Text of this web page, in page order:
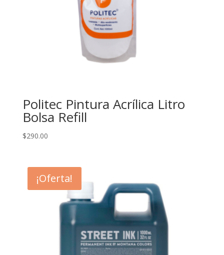
Politec Pintura Acrílica Litro
Bolsa Refill
$290.00
¡Oferta!